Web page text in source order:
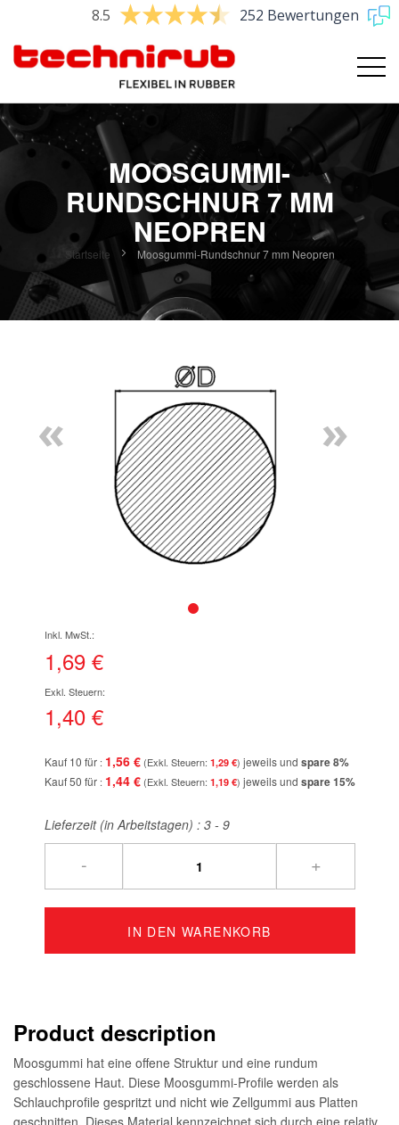
8.5 252 Bewertungen
MOOSGUMMI-
RUNDSCHNUR 7 MM
NEOPREN
Startseite Moosgummi-Rundschnur 7 mm Neopren
Bildgalerie
« »
der
Bildgalerie
1,69 €
1,40 €
Kauf 10 für 1,56 € 1,29 € jeweils und spare8%
Kauf 50 für 1,44 € 1,19 € jeweils und spare15%
Lieferzeit (in Arbeitstagen) : 3 - 9
- +
IN DEN WARENKORB
Product description
Moosgummi hat eine offene Struktur und eine rundum
geschlossene Haut. Diese Moosgummi-Profile werden als
Schlauchprofile gespritzt und nicht wie Zellgummi aus Platten
geschnitten. Dieses Material kennzeichnet sich durch eine relativ